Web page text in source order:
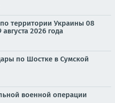
территории Украины 08
августа 2026 года
по Шостке в Сумской
военной операции